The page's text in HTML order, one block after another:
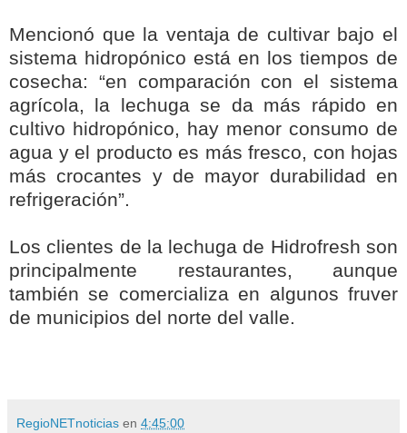
Mencionó que la ventaja de cultivar bajo el
sistema hidropónico está en los tiempos de
cosecha: “en comparación con el sistema
agrícola, la lechuga se da más rápido en
cultivo hidropónico, hay menor consumo de
agua y el producto es más fresco, con hojas
más crocantes y de mayor durabilidad en
refrigeración”.
Los clientes de la lechuga de Hidrofresh son
principalmente restaurantes, aunque
también se comercializa en algunos fruver
de municipios del norte del valle.
RegioNETnoticias en 4:45:00